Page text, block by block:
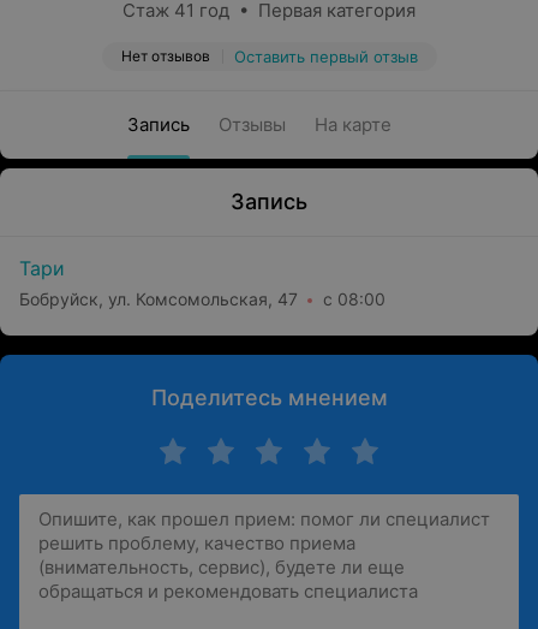
Стаж 41 год • Первая категория
Нет отзывов Оставить первый отзыв
Запись Отзывы На карте
Запись
Тари
Бобруйск, ул. Комсомольская, 47 с 08:00
Поделитесь мнением